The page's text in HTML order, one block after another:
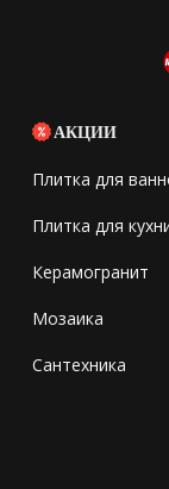
АКЦИИ
Плитка для
Плитка для
Керамогранит
Мозаика
Сантехника